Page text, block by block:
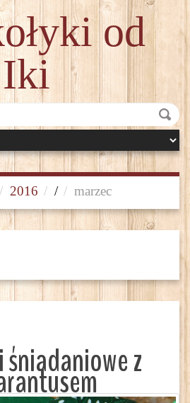
od
Iki
2016 / marzec
z